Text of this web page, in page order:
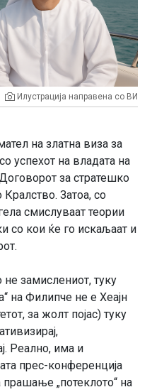
Илустрација направена со ВИ
на златна виза за
успехот на владата на
за стратешко
Затоа, со
смислуваат теории
со кои ќе го искаљаат и
не замислениот, туку
на Филипче не е Хеајн
за жолт појас) туку
Реално, има и
прес-конференција
„потеклото“ на